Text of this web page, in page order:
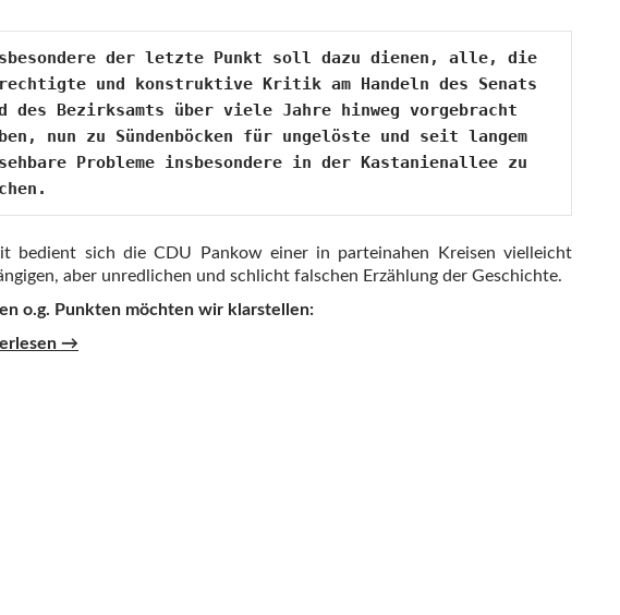
der letzte Punkt soll dazu dienen, alle, die
und konstruktive Kritik am Handeln des Senats
des Bezirksamts über viele Jahre hinweg vorgebracht
nun zu Sündenböcken für ungelöste und seit langem
Probleme insbesondere in der Kastanienallee zu
bedient sich die CDU Pankow einer in parteinahen Kreisen vielleicht
aber unredlichen und schlicht falschen Erzählung der Geschichte.
o.g. Punkten möchten wir klarstellen:
Pankow, die Berliner Morgenpost und ihre (Wahlkampf-) Legenden von
→